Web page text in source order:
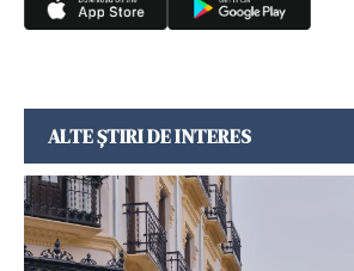
ALTE ȘTIRI DE INTERES